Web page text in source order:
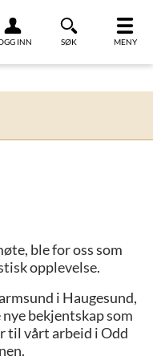
INN SØK MENY
ble for oss som
opplevelse.
i Haugesund,
bekjentskap som
til vårt arbeid i Odd